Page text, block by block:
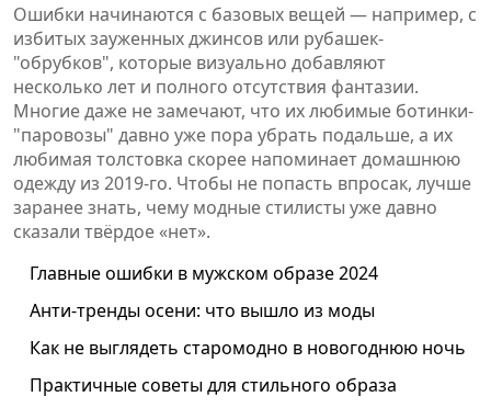
Ошибки начинаются с базовых вещей — например, с
избитых зауженных джинсов или рубашек-
"обрубков", которые визуально добавляют
несколько лет и полного отсутствия фантазии.
Многие даже не замечают, что их любимые ботинки-
"паровозы" давно уже пора убрать подальше, а их
любимая толстовка скорее напоминает домашнюю
одежду из 2019-го. Чтобы не попасть впросак, лучше
заранее знать, чему модные стилисты уже давно
сказали твёрдое «нет».
Главные ошибки в мужском образе 2024
Анти-тренды осени: что вышло из моды
Как не выглядеть старомодно в новогоднюю ночь
Практичные советы для стильного образа